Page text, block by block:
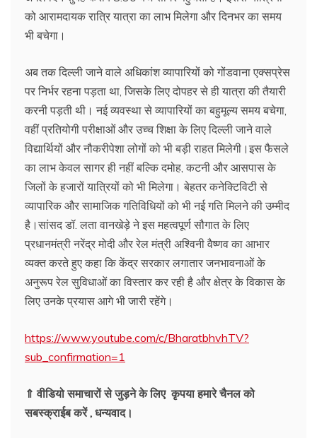
को आरामदायक रात्रि यात्रा का लाभ मिलेगा और दिनभर का समय
भी बचेगा।
अब तक दिल्ली जाने वाले अधिकांश व्यापारियों को गोंडवाना एक्सप्रेस
पर निर्भर रहना पड़ता था, जिसके लिए दोपहर से ही यात्रा की तैयारी
करनी पड़ती थी। नई व्यवस्था से व्यापारियों का बहुमूल्य समय बचेगा,
वहीं प्रतियोगी परीक्षाओं और उच्च शिक्षा के लिए दिल्ली जाने वाले
विद्यार्थियों और नौकरीपेशा लोगों को भी बड़ी राहत मिलेगी।इस फैसले
का लाभ केवल सागर ही नहीं बल्कि दमोह, कटनी और आसपास के
जिलों के हजारों यात्रियों को भी मिलेगा। बेहतर कनेक्टिविटी से
व्यापारिक और सामाजिक गतिविधियों को भी नई गति मिलने की उम्मीद
है।सांसद डॉ. लता वानखेड़े ने इस महत्वपूर्ण सौगात के लिए
प्रधानमंत्री नरेंद्र मोदी और रेल मंत्री अश्विनी वैष्णव का आभार
व्यक्त करते हुए कहा कि केंद्र सरकार लगातार जनभावनाओं के
अनुरूप रेल सुविधाओं का विस्तार कर रही है और क्षेत्र के विकास के
लिए उनके प्रयास आगे भी जारी रहेंगे।
https://www.youtube.com/c/BharatbhvhTV?
sub_confirmation=1
⇑ वीडियो समाचारों से जुड़ने के लिए कृपया हमारे चैनल को
सबस्क्राईब करें , धन्यवाद।